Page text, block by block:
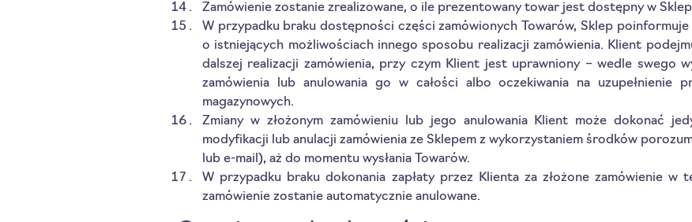
Zamówienie zostanie zrealizowane, o ile prezentowany towar jest dostępny w
W przypadku braku dostępności części zamówionych Towarów, Sklep
o istniejących możliwościach innego sposobu realizacji zamówienia. Klient
dalszej realizacji zamówienia, przy czym Klient jest uprawniony – wedle swego
zamówienia lub anulowania go w całości albo oczekiwania na uzupełnienie
magazynowych.
Zmiany w złożonym zamówieniu lub jego anulowania Klient może dokonać
modyfikacji lub anulacji zamówienia ze Sklepem z wykorzystaniem środków
lub e-mail), aż do momentu wysłania Towarów.
W przypadku braku dokonania zapłaty przez Klienta za złożone zamówienie w
zamówienie zostanie automatycznie anulowane.